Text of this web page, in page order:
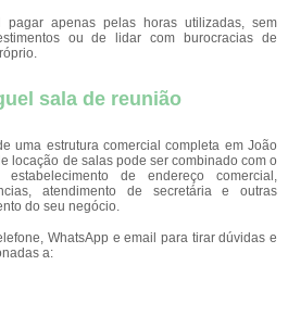
apenas pelas horas utilizadas, sem
ou de lidar com burocracias de
sala de reunião
uma estrutura comercial completa em João
locação de salas pode ser combinado com o
de endereço comercial,
atendimento de secretária e outras
do seu negócio.
WhatsApp e email para tirar dúvidas e
a: